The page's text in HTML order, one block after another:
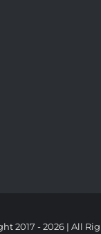
2017 -2026 | All